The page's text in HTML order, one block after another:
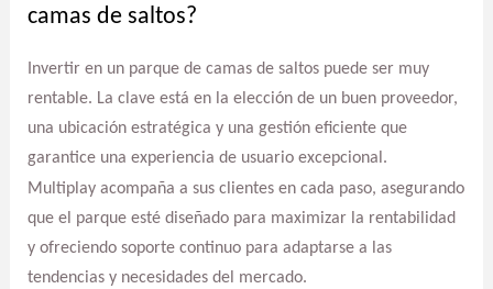
camas de saltos?
Invertir en un parque de camas de saltos puede ser muy
rentable. La clave está en la elección de un buen proveedor,
una ubicación estratégica y una gestión eficiente que
garantice una experiencia de usuario excepcional.
Multiplay acompaña a sus clientes en cada paso, asegurando
que el parque esté diseñado para maximizar la rentabilidad
y ofreciendo soporte continuo para adaptarse a las
tendencias y necesidades del mercado.